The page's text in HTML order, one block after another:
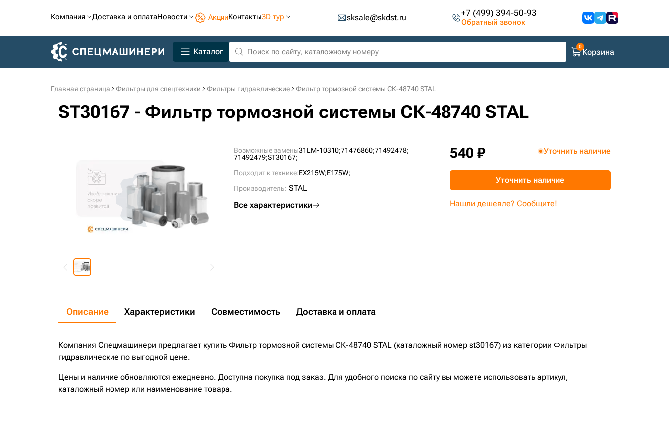
Компания Доставка и оплатаНовости АкцииКонтакты3D тур sksale@skdst.ru +7 (499) 394-50-93
Обратный звонок
Каталог Корзина
Главная страница Фильтры для спецтехники Фильтры гидравлические Фильтр тормозной системы СК-48740 STAL
ST30167 - Фильтр тормозной системы СК-48740 STAL
Возможные замены31LM-10310;71476860;71492478;
71492479;ST30167;
Подходит к технике:EX215W;E175W;
Производитель: STAL
Все характеристики
540 ₽ Уточнить наличие
Уточнить наличие
Нашли дешевле? Сообщите!
Описание Характеристики Совместимость Доставка и оплата
Компания Спецмашинери предлагает купить Фильтр тормозной системы СК-48740 STAL (каталожный номер st30167) из категории Фильтры
гидравлические по выгодной цене.
Цены и наличие обновляются ежедневно. Доступна покупка под заказ. Для удобного поиска по сайту вы можете использовать артикул,
каталожный номер или наименование товара.